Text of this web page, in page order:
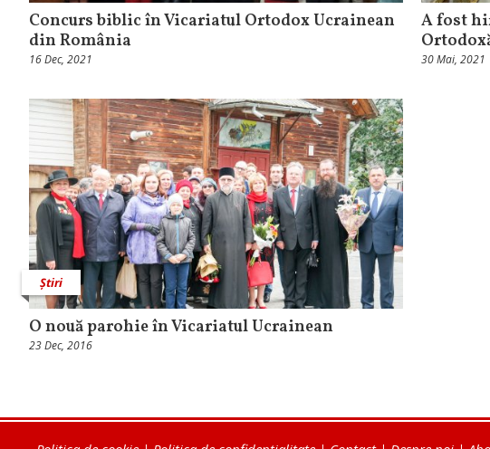
Concurs biblic în Vicariatul Ortodox Ucrainean
din România
16 Dec, 2021
A fost
30 Mai, 2021
Știri
O nouă parohie în Vicariatul Ucrainean
23 Dec, 2016